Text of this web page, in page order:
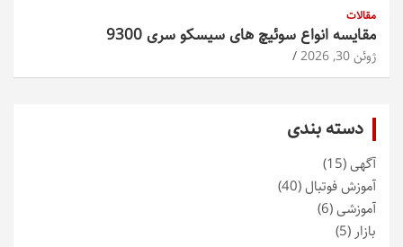
مقالات
مقایسه انواع سوئیچ های سیسکو سری 9300
ژوئن 30, 2026
دسته بندی
آگهی(15)
آموزش فوتبال(40)
آموزشی(6)
بازار (5)